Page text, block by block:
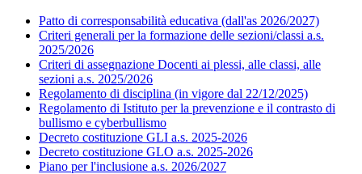
Patto di corresponsabilità educativa (dall'as 2026/2027)
Criteri generali per la formazione delle sezioni/classi a.s.
2025/2026
Criteri di assegnazione Docenti ai plessi, alle classi, alle
sezioni a.s. 2025/2026
Regolamento di disciplina (in vigore dal 22/12/2025)
Regolamento di Istituto per la prevenzione e il contrasto di
bullismo e cyberbullismo
Decreto costituzione GLI a.s. 2025-2026
Decreto costituzione GLO a.s. 2025-2026
Piano per l'inclusione a.s. 2026/2027